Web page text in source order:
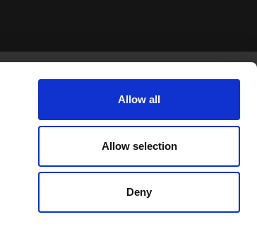
Allow all
Allow selection
Deny
FOLLOW US ON
Instagram
TikTok